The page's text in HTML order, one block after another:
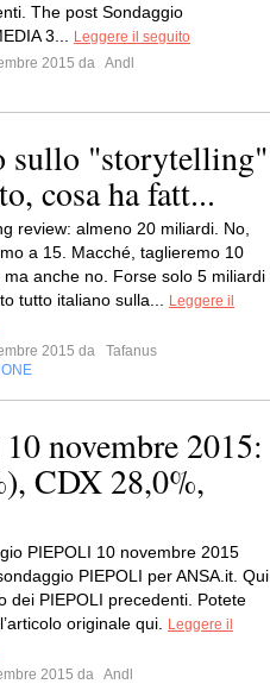
The post Sondaggio
3...
Leggere il seguito
2015 da Andl
sullo "storytelling"
cosa ha fatt...
review: almeno 20 miliardi. No,
a 15. Macché, taglieremo 10
ma anche no. Forse solo 5 miliardi
tutto italiano sulla...
Leggere il
2015 da
Tafanus
novembre 2015:
CDX 28,0%,
PIEPOLI 10 novembre 2015
PIEPOLI per ANSA.it. Qui
dei PIEPOLI precedenti. Potete
originale qui.
Leggere il
2015 da Andl